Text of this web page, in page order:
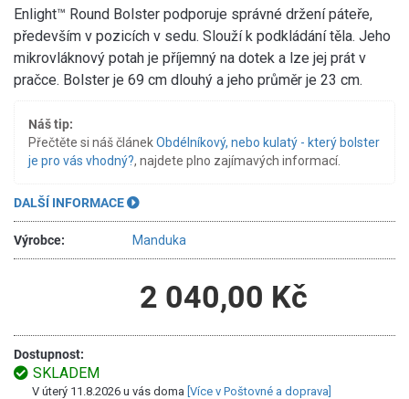
Enlight™ Round Bolster podporuje správné držení páteře,
především v pozicích v sedu. Slouží k podkládání těla. Jeho
mikrovláknový potah je příjemný na dotek a lze jej prát v
pračce. Bolster je 69 cm dlouhý a jeho průměr je 23 cm.
Náš tip:
Přečtěte si náš článekObdélníkový, nebo kulatý - který bolster
je pro vás vhodný?, najdete plno zajímavých informací.
DALŠÍ INFORMACE
Výrobce: Manduka
2 040,00 Kč
Dostupnost:
SKLADEM
V úterý 11.8.2026 u vás doma [Více v Poštovné a doprava]